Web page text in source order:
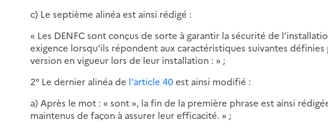
c) Le septième alinéa est ainsi rédigé :
« Les DENFC sont conçus de sorte à garantir la sécurité de
exigence lorsqu'ils répondent aux caractéristiques suivantes définies
version en vigueur lors de leur installation : » ;
2° Le dernier alinéa de l'article 40est ainsi modifié :
a) Après le mot : « sont », la fin de la première phrase est ainsi
maintenus de façon à assurer leur efficacité. » ;